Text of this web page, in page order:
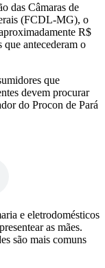
das Câmaras de
(FCDL-MG), o
R$
que antecederam o
que
devem procurar
do Procon de Pará
e eletrodomésticos
as mães.
são mais comuns